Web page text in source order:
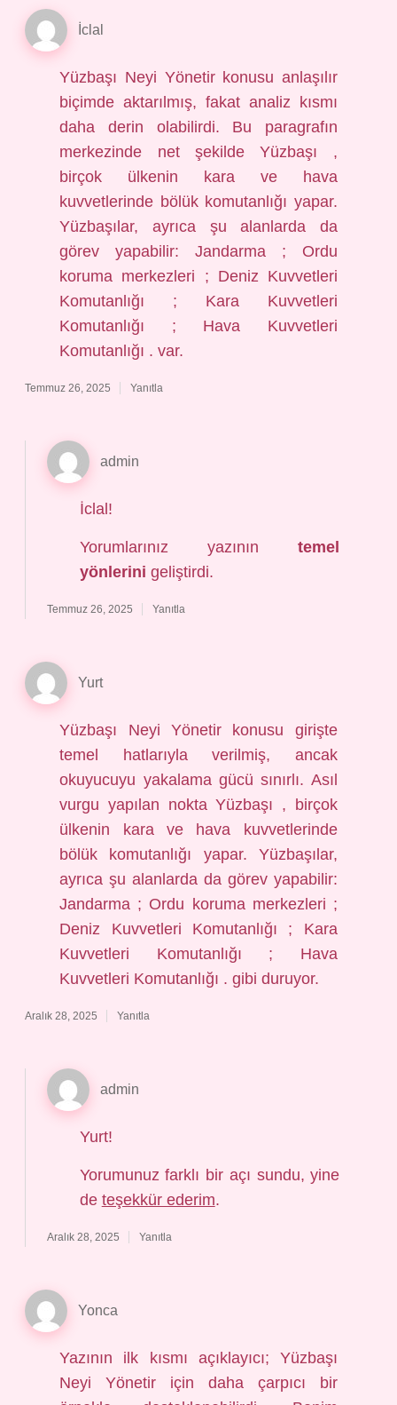
İclal
Yüzbaşı Neyi Yönetir konusu anlaşılır
biçimde aktarılmış, fakat analiz kısmı
daha derin olabilirdi. Bu paragrafın
merkezinde net şekilde Yüzbaşı ,
birçok ülkenin kara ve hava
kuvvetlerinde bölük komutanlığı yapar.
Yüzbaşılar, ayrıca şu alanlarda da
görev yapabilir: Jandarma ; Ordu
koruma merkezleri ; Deniz Kuvvetleri
Komutanlığı ; Kara Kuvvetleri
Komutanlığı ; Hava Kuvvetleri
Komutanlığı . var.
Temmuz 26, 2025 Yanıtla
admin
İclal!
Yorumlarınız yazınıntemel
yönlerini geliştirdi.
Temmuz 26, 2025 Yanıtla
Yurt
Yüzbaşı Neyi Yönetir konusu girişte
temel hatlarıyla verilmiş, ancak
okuyucuyu yakalama gücü sınırlı. Asıl
vurgu yapılan nokta Yüzbaşı , birçok
ülkenin kara ve hava kuvvetlerinde
bölük komutanlığı yapar. Yüzbaşılar,
ayrıca şu alanlarda da görev yapabilir:
Jandarma ; Ordu koruma merkezleri ;
Deniz Kuvvetleri Komutanlığı ; Kara
Kuvvetleri Komutanlığı ; Hava
Kuvvetleri Komutanlığı . gibi duruyor.
Aralık 28, 2025 Yanıtla
admin
Yurt!
Yorumunuz farklı bir açı sundu, yine
de teşekkür ederim.
Aralık 28, 2025 Yanıtla
Yonca
Yazının ilk kısmı açıklayıcı; Yüzbaşı
Neyi Yönetir için daha çarpıcı bir